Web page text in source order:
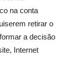
na conta
retirar o
a decisão
Internet